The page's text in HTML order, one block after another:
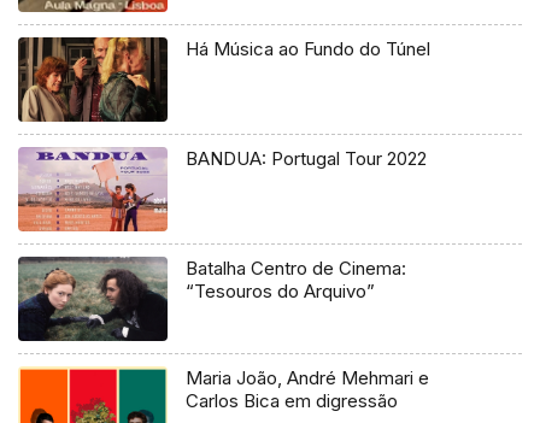
Há Música ao Fundo do Túnel
BANDUA: Portugal Tour 2022
Batalha Centro de Cinema:
“Tesouros do Arquivo”
Maria João, André Mehmari e
Carlos Bica em digressão